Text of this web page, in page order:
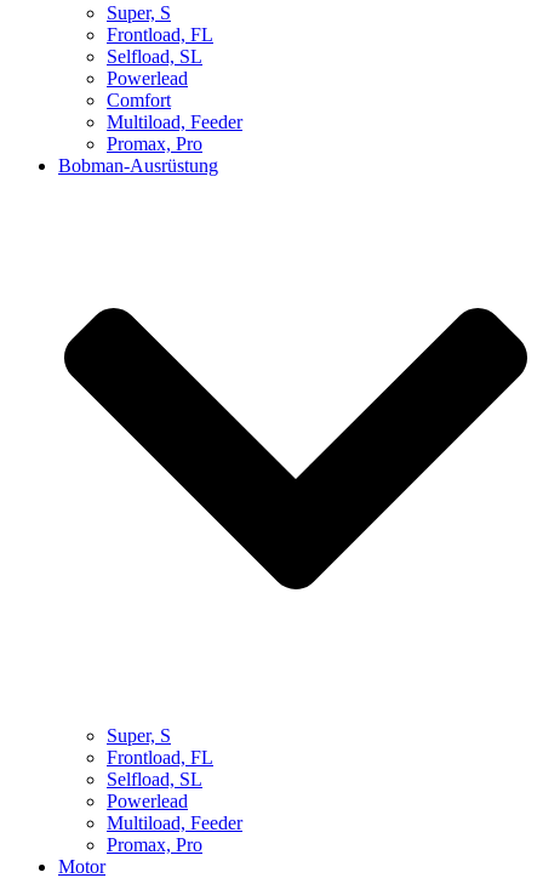
Super, S
Frontload, FL
Selfload, SL
Powerlead
Comfort
Multiload, Feeder
Promax, Pro
Bobman-Ausrüstung
Super, S
Frontload, FL
Selfload, SL
Powerlead
Multiload, Feeder
Promax, Pro
Motor